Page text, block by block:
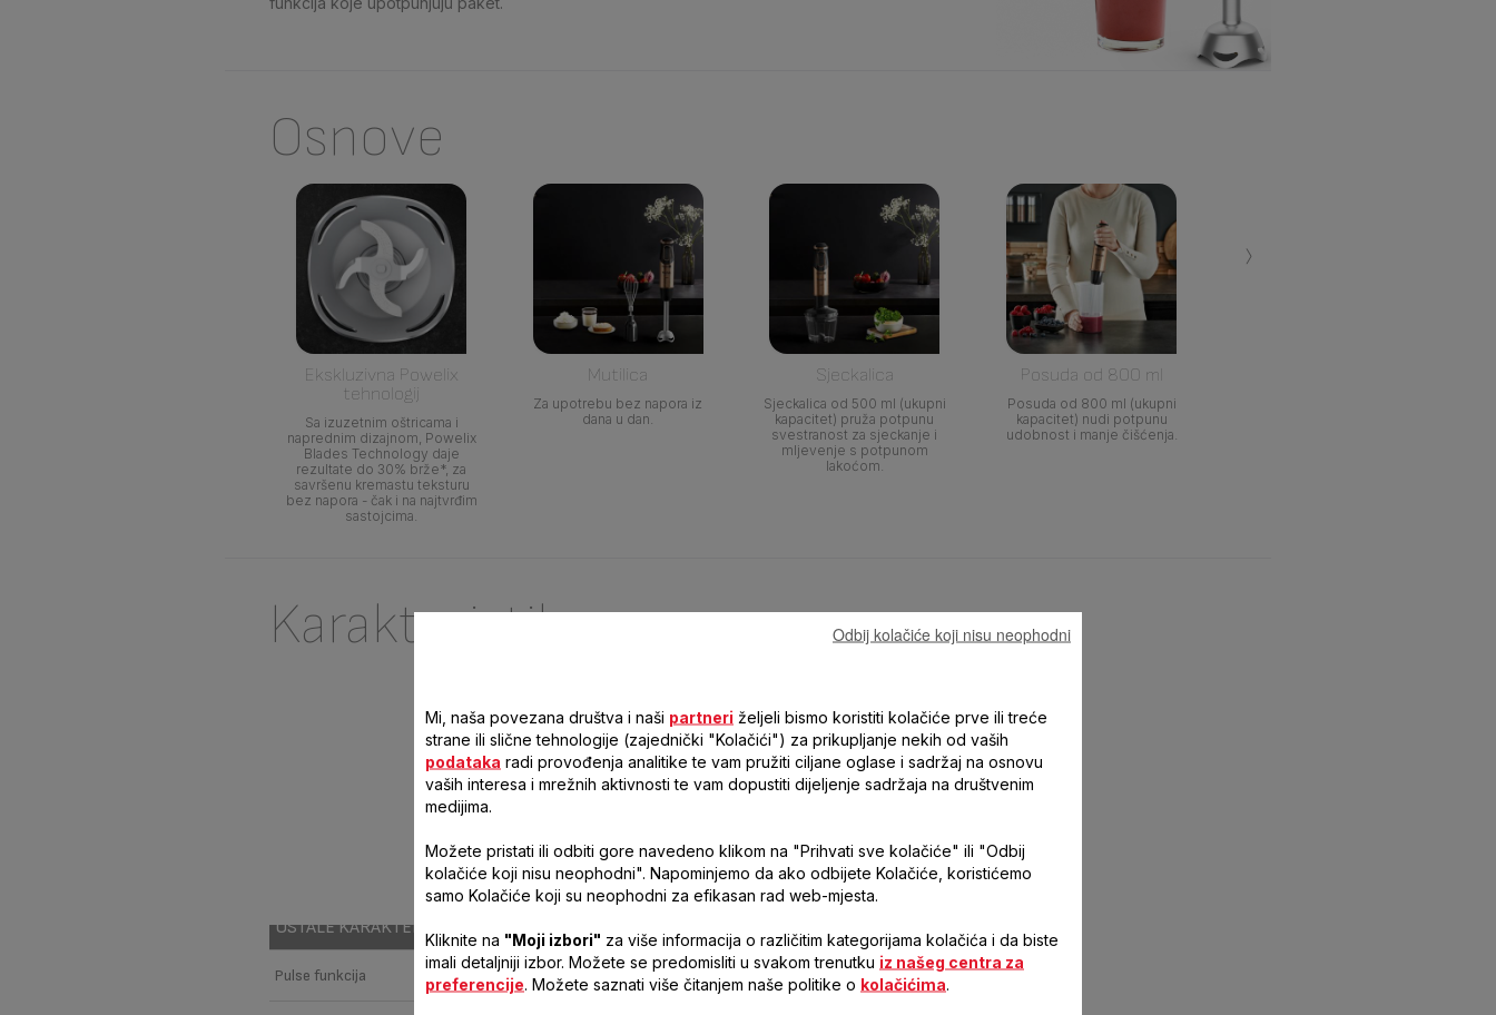
Osnove
Ekskluzivna Powelix
tehnologij
Sa izuzetnim oštricama i
naprednim dizajnom, Powelix
Blades Technology daje
rezultate do 30% brže*, za
savršenu kremastu teksturu
bez napora - čak i na najtvrđim
sastojcima.
Mutilica
Za upotrebu bez napora iz
dana u dan.
Sjeckalica
Sjeckalica od 500 ml (ukupni
kapacitet) pruža potpunu
svestranost za sjeckanje i
mljevenje s potpunom
lakoćom.
Posuda od 800 ml
Posuda od 800 ml (ukupni
kapacitet) nudi potpunu
udobnost i manje čišćenja.
›
Karakteristike
TEFAL ŠTAPNI MIKSER
QUICKCHEF 3-U-1
COPPERTINTO HB656G10
OSTALE KARAKTERISTIKE
Pulse funkcija
Mi, naša povezana društva i naši partneri željeli bismo koristiti kolačiće prve ili treće
strane ili slične tehnologije (zajednički "Kolačići") za prikupljanje nekih od vaših
podataka radi provođenja analitike te vam pružiti ciljane oglase i sadržaj na osnovu
vaših interesa i mrežnih aktivnosti te vam dopustiti dijeljenje sadržaja na društvenim
medijima.
Možete pristati ili odbiti gore navedeno klikom na "Prihvati sve kolačiće" ili "Odbij
kolačiće koji nisu neophodni". Napominjemo da ako odbijete Kolačiće, koristićemo
samo Kolačiće koji su neophodni za efikasan rad web-mjesta.
Kliknite na "Moji izbori" za više informacija o različitim kategorijama kolačića i da biste
imali detaljniji izbor. Možete se predomisliti u svakom trenutku iz našeg centra za
preferencije . Možete saznati više čitanjem naše politike o kolačićima
Odbij kolačiće koji nisu neophodni